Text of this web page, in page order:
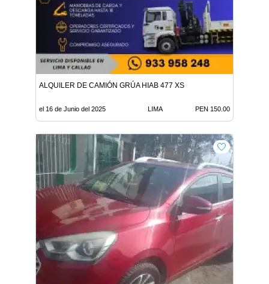
ALQUILER DE CAMIÓN GRÚA HIAB 477 XS
el 16 de Junio del 2025 LIMA PEN 150.00